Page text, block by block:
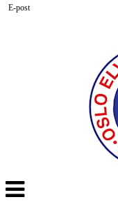
Veksle
navigasjon
E-post